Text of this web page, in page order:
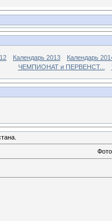
Календарь 2013
Календарь
ЧЕМПИОНАТ и ПЕРВЕНСТ...